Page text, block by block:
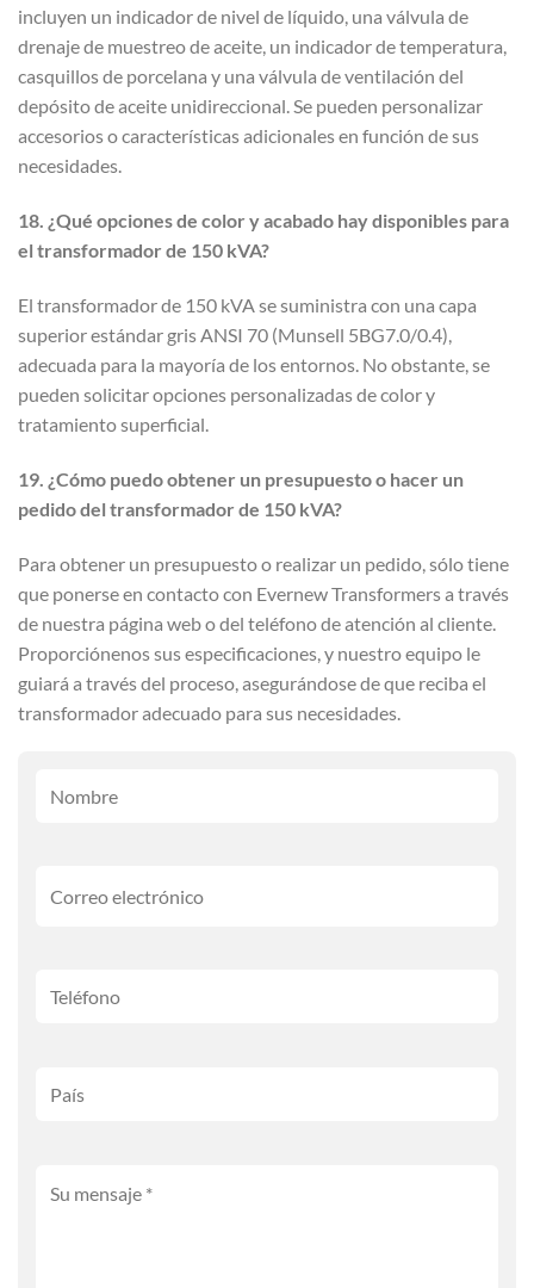
incluyen un indicador de nivel de líquido, una válvula de
drenaje de muestreo de aceite, un indicador de temperatura,
casquillos de porcelana y una válvula de ventilación del
depósito de aceite unidireccional. Se pueden personalizar
accesorios o características adicionales en función de sus
necesidades.
18. ¿Qué opciones de color y acabado hay disponibles para
el transformador de 150 kVA?
El transformador de 150 kVA se suministra con una capa
superior estándar gris ANSI 70 (Munsell 5BG7.0/0.4),
adecuada para la mayoría de los entornos. No obstante, se
pueden solicitar opciones personalizadas de color y
tratamiento superficial.
19. ¿Cómo puedo obtener un presupuesto o hacer un
pedido del transformador de 150 kVA?
Para obtener un presupuesto o realizar un pedido, sólo tiene
que ponerse en contacto con Evernew Transformers a través
de nuestra página web o del teléfono de atención al cliente.
Proporciónenos sus especificaciones, y nuestro equipo le
guiará a través del proceso, asegurándose de que reciba el
transformador adecuado para sus necesidades.